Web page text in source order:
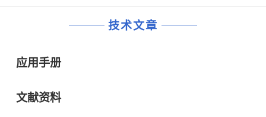
技术文章
应用手册
文献资料